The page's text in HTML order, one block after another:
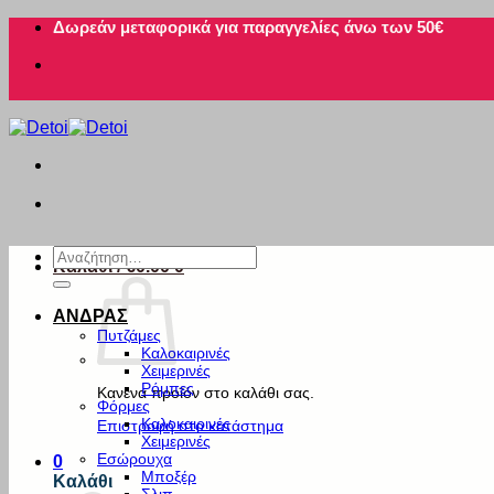
Μετάβαση
περιεχόμενο
Δωρεάν μεταφορικά για παραγγελίες άνω των 50€
Καλάθι /€0.00 0
Κανένα προϊόν στο καλάθι σας.
Επιστροφή στο κατάστημα
0
Καλάθι
Αναζήτηση
για:
ΑΝΔΡΑΣ
Πυτζάμες
Καλοκαιρινές
Χειμερινές
Ρόμπες
Φόρμες
Καλοκαιρινές
Χειμερινές
Εσώρουχα
Μποξέρ